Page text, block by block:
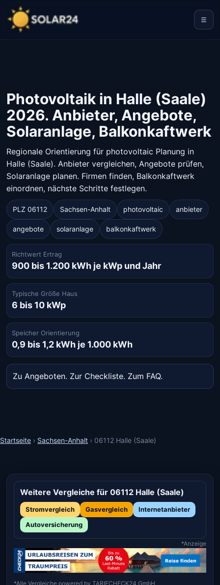
☰
Photovoltaik in Halle (Saale)
2026. Anbieter, Angebote,
Solaranlage, Balkonkaftwerk
Regionale Orientierung für photovoltaic Planung in
Halle (Saale). Anbieter vergleichen, Angebote prüfen,
Solaranlage planen. Firmen finden, Balkonkaftwerk
einordnen, nächste Schritte festlegen.
PLZ 06112 Sachsen-Anhalt photovoltaic anbieter
angebote solaranlage balkonkaftwerk
Richtwert Ertrag
900 bis 1.200 kWh je kWp und Jahr
Typische Größe Haus
6 bis 10 kWp
Speicher Orientierung
0,9 bis 1,2 kWh je 1.000 kWh
Zu Angeboten. Zur Checkliste. Zum FAQ.
Startseite › Sachsen-Anhalt › 06112 Halle (Saale)
Weitere Vergleiche für 06112 Halle (Saale)
Stromvergleich Gasvergleich
Internetanbieter
Autoversicherung
*Anzeige
*Alle Vergleiche powered by TARIFCHECK24 GmbH